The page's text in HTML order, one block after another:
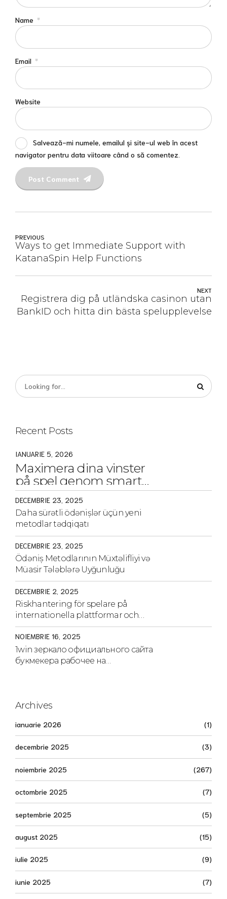
Name *
Email *
Website
Salvează-mi numele, emailul și site-ul web în acest
navigator pentru data viitoare când o să comentez.
Post Comment
PREVIOUS
Ways to get Immediate Support with
KatanaSpin Help Functions
NEXT
Registrera dig på utländska casinon utan
BankID och hitta din bästa spelupplevelse
Recent Posts
IANUARIE 5, 2026
Maximera dina vinster
på spel genom smarta
strategier och tips
DECEMBRIE 23, 2025
Daha sürətli ödənişlər üçün yeni
metodlar tədqiqatı
DECEMBRIE 23, 2025
Ödəniş Metodlarının Müxtəlifliyi və
Müasir Tələblərə Uyğunluğu
DECEMBRIE 2, 2025
Riskhantering för spelare på
internationella plattformar och
strategier för säkerhet
NOIEMBRIE 16, 2025
1win зеркало официального сайта
букмекера рабочее на
Archives
ianuarie 2026 (1)
decembrie 2025 (3)
noiembrie 2025 (267)
octombrie 2025 (7)
septembrie 2025 (5)
august 2025 (15)
iulie 2025 (9)
iunie 2025 (7)